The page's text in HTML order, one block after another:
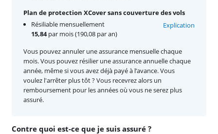
Contre quoi est-ce que je suis assuré ?
Plan de protection XCover sans couverture des vols
Résiliable mensuellement
15,84par mois (190,08 par an)
Explication
Vous pouvez annuler une assurance mensuelle chaque
mois. Vous pouvez résilier une assurance annuelle chaque
année, même si vous avez déjà payé à l’avance. Vous
voulez l'arrêter plus tôt ? Vous recevrez alors un
remboursement pour les années où vous ne serez plus
assuré.